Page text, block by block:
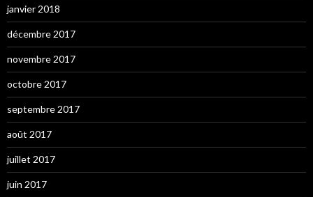
janvier 2018
décembre 2017
novembre 2017
octobre 2017
septembre 2017
août 2017
juillet 2017
juin 2017